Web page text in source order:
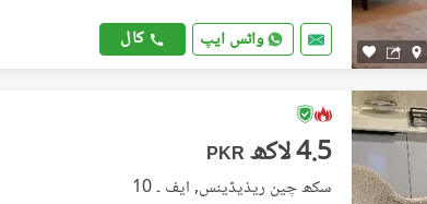
واٹس ایپ کال
PKR 4.5 لاکھ
سکھ چین ریذیڈینس, ایف ۔ 10